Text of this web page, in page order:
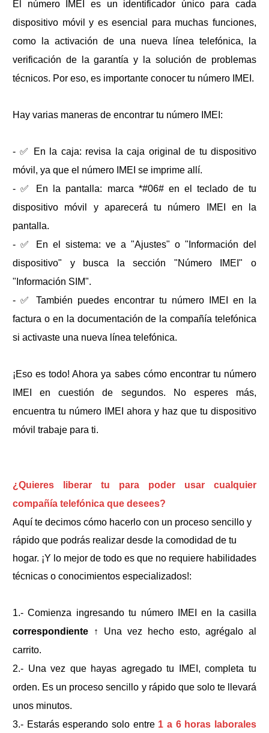
El número IMEI es un identificador único para cada
dispositivo móvil y es esencial para muchas funciones,
como la activación de una nueva línea telefónica, la
verificación de la garantía y la solución de problemas
técnicos. Por eso, es importante conocer tu número IMEI.
Hay varias maneras de encontrar tu número IMEI:
- ✅ En la caja: revisa la caja original de tu dispositivo
móvil, ya que el número IMEI se imprime allí.
- ✅ En la pantalla: marca *#06# en el teclado de tu
dispositivo móvil y aparecerá tu número IMEI en la
pantalla.
- ✅ En el sistema: ve a "Ajustes" o "Información del
dispositivo" y busca la sección "Número IMEI" o
"Información SIM".
- ✅ También puedes encontrar tu número IMEI en la
factura o en la documentación de la compañía telefónica
si activaste una nueva línea telefónica.
¡Eso es todo! Ahora ya sabes cómo encontrar tu número
IMEI en cuestión de segundos. No esperes más,
encuentra tu número IMEI ahora y haz que tu dispositivo
móvil trabaje para ti.
¿Quieres liberar tu para poder usar cualquier
compañía telefónica que desees?
Aquí te decimos cómo hacerlo con un proceso sencillo y
rápido que podrás realizar desde la comodidad de tu
hogar. ¡Y lo mejor de todo es que no requiere habilidades
técnicas o conocimientos especializados!:
1.- Comienza ingresando tu número IMEI en la casilla
correspondiente ↑ Una vez hecho esto, agrégalo al
carrito.
2.- Una vez que hayas agregado tu IMEI, completa tu
orden. Es un proceso sencillo y rápido que solo te llevará
unos minutos.
3.- Estarás esperando solo entre 1 a 6 horas laborales